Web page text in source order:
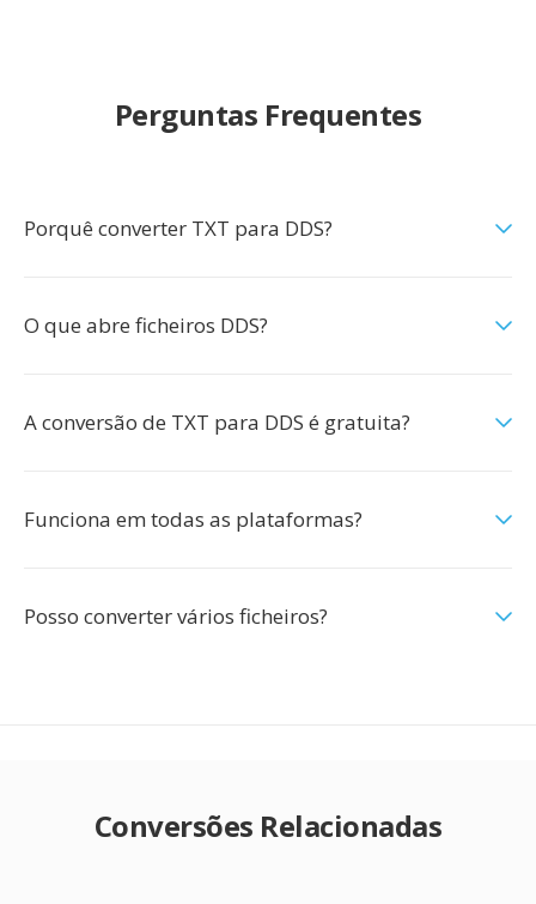
Perguntas Frequentes
Porquê converter TXT para DDS?
O que abre ficheiros DDS?
A conversão de TXT para DDS é gratuita?
Funciona em todas as plataformas?
Posso converter vários ficheiros?
Conversões Relacionadas